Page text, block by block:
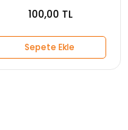
100,00 TL
Sepete Ekle